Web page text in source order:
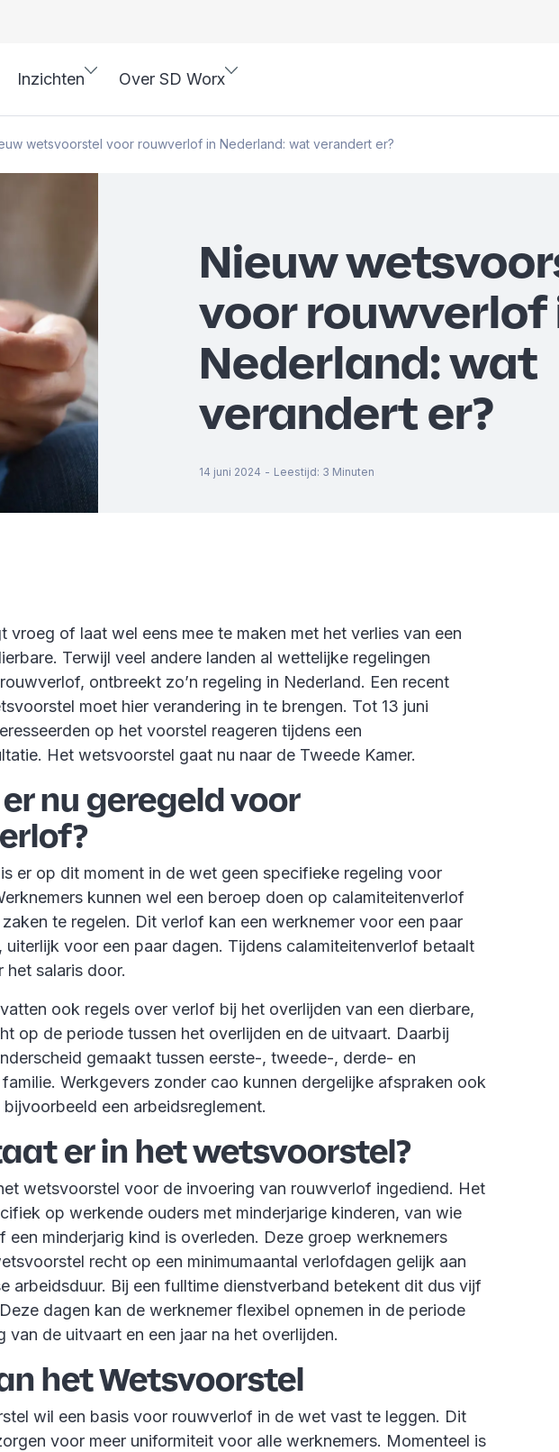
Inzichten Over SD Worx
wetsvoorstel voor rouwverlof in Nederland: wat verandert er?
Nieuw
voor rouwverlof
Nederland: wat
verandert er?
14 juni 2024 - Leestijd: 3 Minuten
vroeg of laat wel eens mee te maken met het verlies van een
Terwijl veel andere landen al wettelijke regelingen
ontbreekt zo’n regeling in Nederland. Een recent
moet hier verandering in te brengen. Tot 13 juni
op het voorstel reageren tijdens een
Het wetsvoorstel gaat nu naar de Tweede Kamer.
nu geregeld voor
er op dit moment in de wet geen specifieke regeling voor
kunnen wel een beroep doen op calamiteitenverlof
te regelen. Dit verlof kan een werknemer voor een paar
uiterlijk voor een paar dagen. Tijdens calamiteitenverlof betaalt
het salaris door.
ook regels over verlof bij het overlijden van een dierbare,
op de periode tussen het overlijden en de uitvaart. Daarbij
gemaakt tussen eerste-, tweede-, derde- en
Werkgevers zonder cao kunnen dergelijke afspraken ook
een arbeidsreglement.
er in het wetsvoorstel?
wetsvoorstel voor de invoering van rouwverlof ingediend. Het
op werkende ouders met minderjarige kinderen, van wie
een minderjarig kind is overleden. Deze groep werknemers
recht op een minimumaantal verlofdagen gelijk aan
arbeidsduur. Bij een fulltime dienstverband betekent dit dus vijf
dagen kan de werknemer flexibel opnemen in de periode
van de uitvaart en een jaar na het overlijden.
het Wetsvoorstel
wil een basis voor rouwverlof in de wet vast te leggen. Dit
voor meer uniformiteit voor alle werknemers. Momenteel is